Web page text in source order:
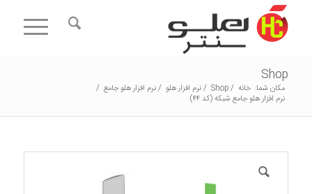
Shop
مکان شما: خانه /
Shop
/نرم افزار هلو /نرم افزار هلو جامع /
نرم افزار هلو جامع شبکه (کد ۴۴)